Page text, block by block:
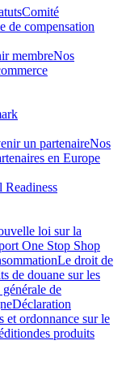
Comité
de compensation
membreNos
un partenaireNos
en Europe
loi sur la
One Stop Shop
Le droit de
de douane sur les
de
Déclaration
et ordonnance sur le
produits